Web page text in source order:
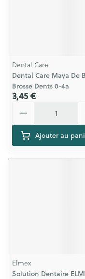
Dental Care
Dental Care Maya De
Brosse Dents 0-4a
3,45 €
Ajouter au
Elmex
Solution Dentaire